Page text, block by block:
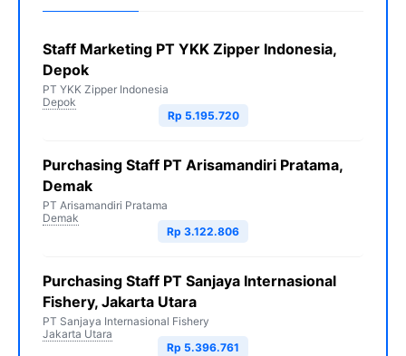
Staff Marketing PT YKK Zipper Indonesia,
Depok
PT YKK Zipper Indonesia
Depok
Rp 5.195.720
Purchasing Staff PT Arisamandiri Pratama,
Demak
PT Arisamandiri Pratama
Demak
Rp 3.122.806
Purchasing Staff PT Sanjaya Internasional
Fishery, Jakarta Utara
PT Sanjaya Internasional Fishery
Jakarta Utara
Rp 5.396.761